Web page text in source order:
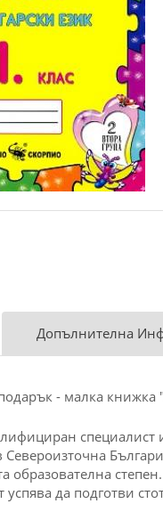
Допълнителна
- малка книжка
образователна
успява да подготви